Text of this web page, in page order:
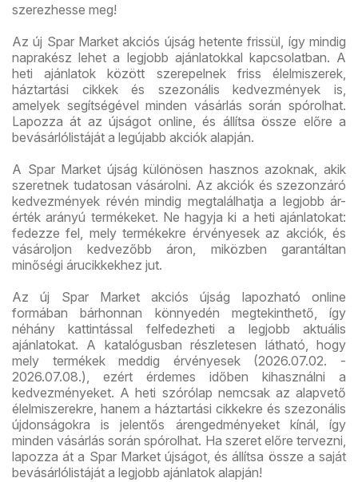
szerezhesse meg!
Az új Spar Market akciós újság hetente frissül, így mindig
naprakész lehet a legjobb ajánlatokkal kapcsolatban. A
heti ajánlatok között szerepelnek friss élelmiszerek,
háztartási cikkek és szezonális kedvezmények is,
amelyek segítségével minden vásárlás során spórolhat.
Lapozza át az újságot online, és állítsa össze előre a
bevásárlólistáját a legújabb akciók alapján.
A Spar Market újság különösen hasznos azoknak, akik
szeretnek tudatosan vásárolni. Az akciók és szezonzáró
kedvezmények révén mindig megtalálhatja a legjobb ár-
érték arányú termékeket. Ne hagyja ki a heti ajánlatokat:
fedezze fel, mely termékekre érvényesek az akciók, és
vásároljon kedvezőbb áron, miközben garantáltan
minőségi árucikkekhez jut.
Az új Spar Market akciós újság lapozható online
formában bárhonnan könnyedén megtekinthető, így
néhány kattintással felfedezheti a legjobb aktuális
ajánlatokat. A katalógusban részletesen látható, hogy
mely termékek meddig érvényesek (2026.07.02. -
2026.07.08.), ezért érdemes időben kihasználni a
kedvezményeket. A heti szórólap nemcsak az alapvető
élelmiszerekre, hanem a háztartási cikkekre és szezonális
újdonságokra is jelentős árengedményeket kínál, így
minden vásárlás során spórolhat. Ha szeret előre tervezni,
lapozza át a Spar Market újságot, és állítsa össze a saját
bevásárlólistáját a legjobb ajánlatok alapján!